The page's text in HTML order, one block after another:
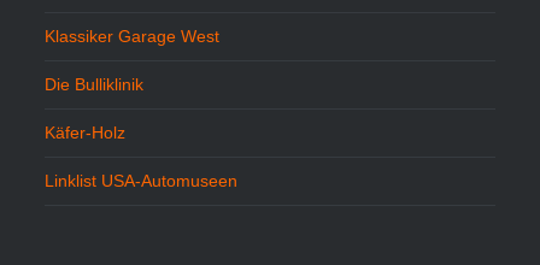
Klassiker Garage West
Die Bulliklinik
Käfer-Holz
Linklist USA-Automuseen